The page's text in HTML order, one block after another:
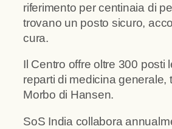
riferimento per centinaia di
trovano un posto sicuro,
cura.
Il Centro offre oltre 300 posti
reparti di medicina generale,
Morbo di Hansen.
SoS India collabora